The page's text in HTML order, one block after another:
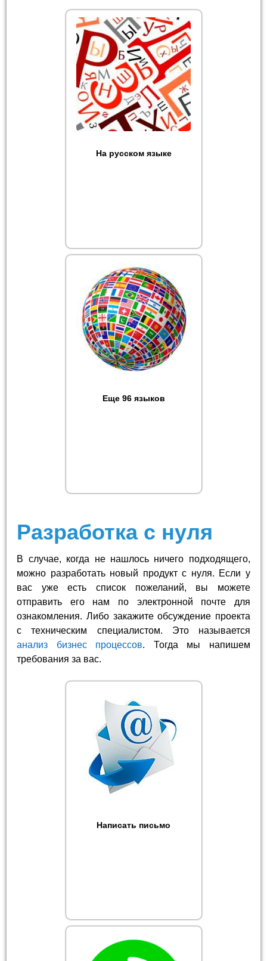
На русском языке
Еще 96 языков
Разработка с нуля
В случае, когда не нашлось ничего подходящего,
можно разработать новый продукт с нуля. Если у
вас уже есть список пожеланий, вы можете
отправить его нам по электронной почте для
ознакомления. Либо закажите обсуждение проекта
с техническим специалистом. Это называется
анализ бизнес процессов. Тогда мы напишем
требования за вас.
Написать письмо